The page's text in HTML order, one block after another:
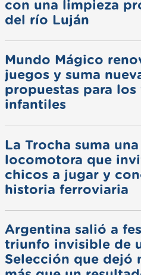
con una limpieza
del río Luján
Mundo Mágico
juegos y suma
propuestas para los
infantiles
La Trocha suma una
locomotora que
chicos a jugar y
historia ferroviaria
Argentina salió a
triunfo invisible de
Selección que dejó